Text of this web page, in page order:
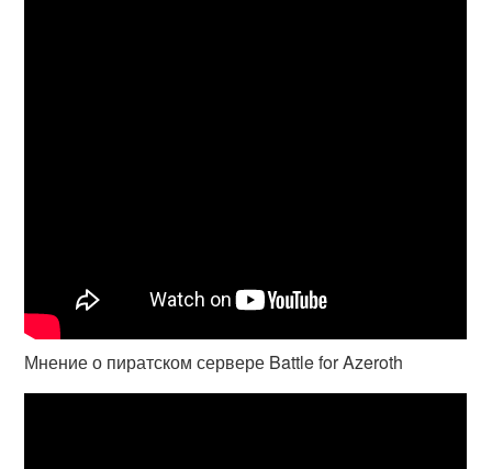
Мнение о пиратском сервере Battle for Azeroth